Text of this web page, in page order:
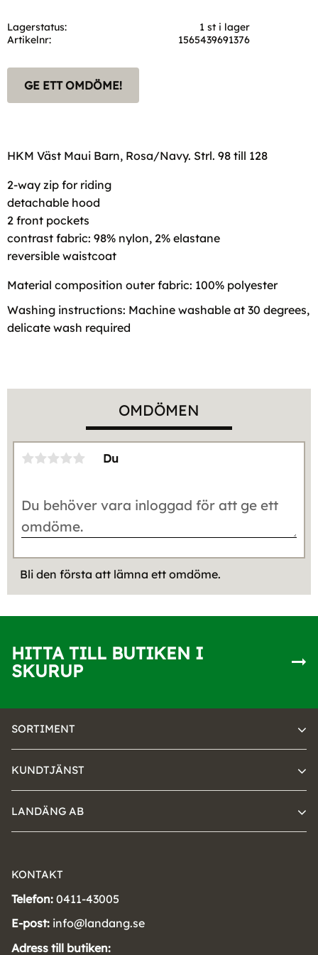
Lagerstatus
1 st i lager
Artikelnr
1565439691376
GE ETT OMDÖME!
HKM Väst Maui Barn, Rosa/Navy. Strl. 98 till 128
2-way zip for riding
detachable hood
2 front pockets
contrast fabric: 98% nylon, 2% elastane
reversible waistcoat
Material composition outer fabric: 100% polyester
Washing instructions: Machine washable at 30 degrees,
delicate wash required
OMDÖMEN
Du
Bli den första att lämna ett omdöme.
HITTA TILL BUTIKEN I
SKURUP
SORTIMENT
KUNDTJÄNST
LANDÄNG AB
KONTAKT
Telefon: 0411-43005
E-post: info@landang.se
Adress till butiken: